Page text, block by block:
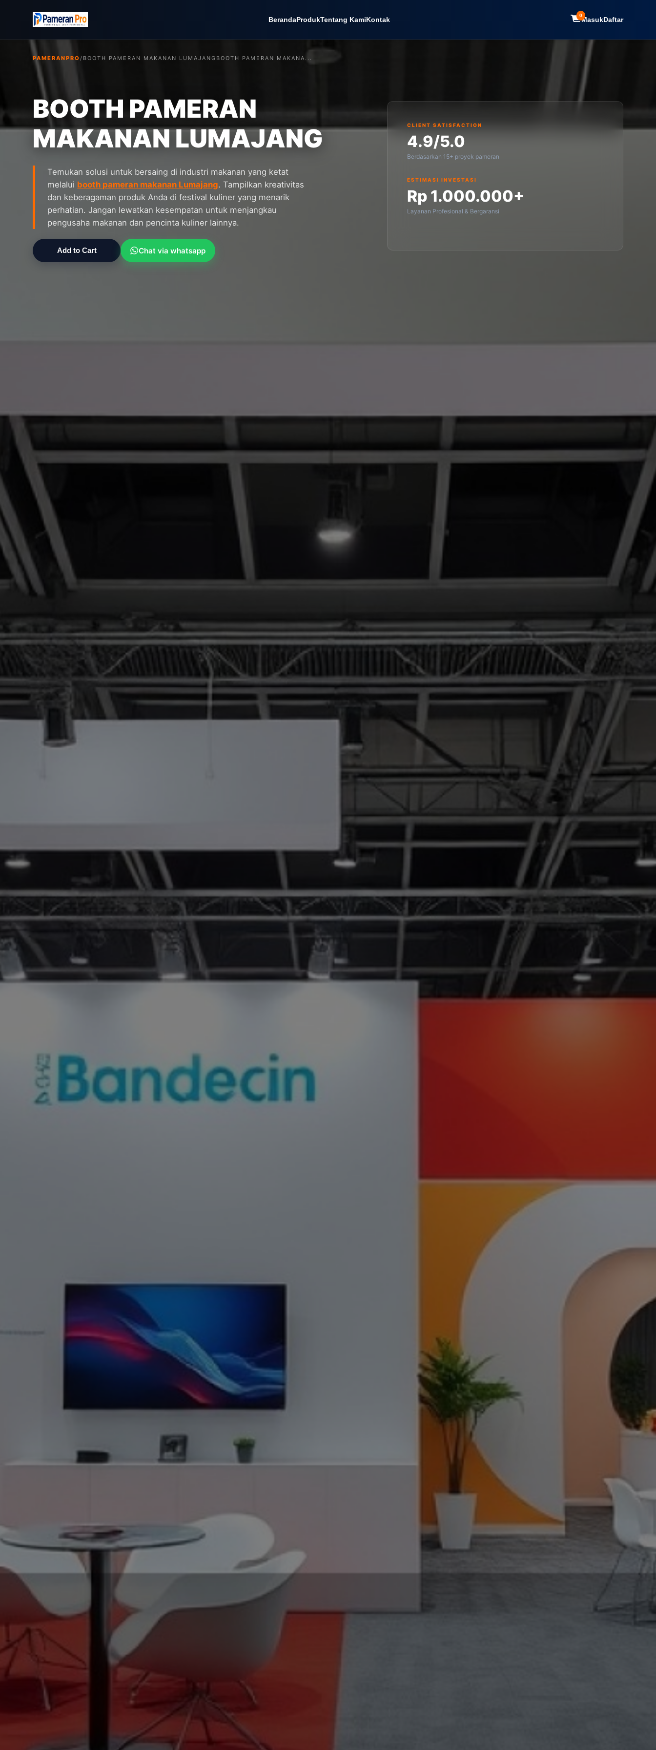
BerandaProdukTentang KamiKontak 0MasukDaftar
PAMERANPRO/ BOOTH PAMERAN MAKANAN LUMAJANG BOOTH PAMERAN MAKANA...
BOOTH PAMERAN
MAKANAN LUMAJANG
Temukan solusi untuk bersaing di industri makanan yang ketat
melalui booth pameran makanan Lumajang. Tampilkan kreativitas
dan keberagaman produk Anda di festival kuliner yang menarik
perhatian. Jangan lewatkan kesempatan untuk menjangkau
pengusaha makanan dan pencinta kuliner lainnya.
Add to Cart Chat via whatsapp
CLIENT SATISFACTION
4.9/5.0
Berdasarkan 15+ proyek pameran
ESTIMASI INVESTASI
Rp 1.000.000+
Layanan Profesional & Bergaransi